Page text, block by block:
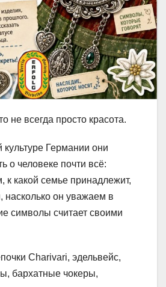
не всегда просто красота.
культуре Германии они
о человеке почти всё:
к какой семье принадлежит,
насколько он уважаем в
символы считает своими
Charivari, эдельвейс,
бархатные чокеры,